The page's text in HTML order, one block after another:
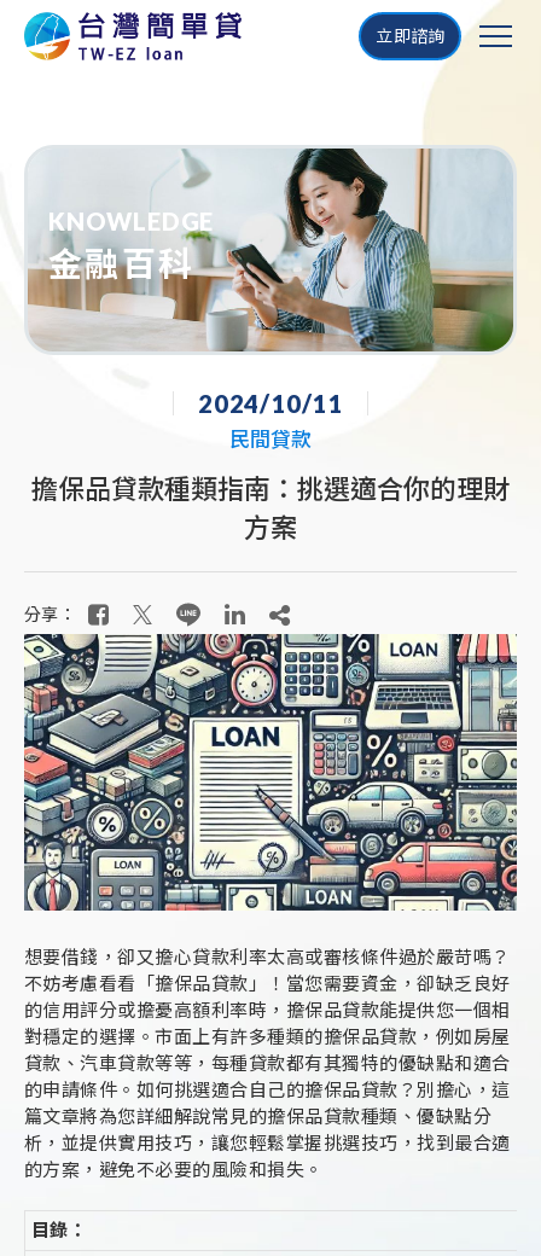
立即諮詢
KNOWLEDGE
金融百科
2024/10/11
民間貸款
擔保品貸款種類指南：挑選適合你的理財
方案
分享：
想要借錢，卻又擔心貸款利率太高或審核條件過於嚴苛嗎？
不妨考慮看看「擔保品貸款」！當您需要資金，卻缺乏良好
的信用評分或擔憂高額利率時，擔保品貸款能提供您一個相
對穩定的選擇。市面上有許多種類的擔保品貸款，例如房屋
貸款、汽車貸款等等，每種貸款都有其獨特的優缺點和適合
的申請條件。如何挑選適合自己的擔保品貸款？別擔心，這
篇文章將為您詳細解說常見的擔保品貸款種類、優缺點分
析，並提供實用技巧，讓您輕鬆掌握挑選技巧，找到最合適
的方案，避免不必要的風險和損失。
目錄：